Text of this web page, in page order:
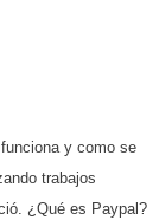
y como se
trabajos
¿Qué es Paypal?